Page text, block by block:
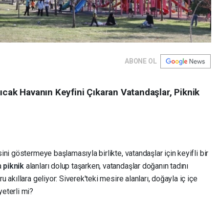
ABONE OL
Havanın Keyfini Çıkaran Vatandaşlar, Piknik
göstermeye başlamasıyla birlikte, vatandaşlar için keyifli bir
piknik alanları dolup taşarken, vatandaşlar doğanın tadını
akıllara geliyor: Siverek'teki mesire alanları, doğayla iç içe
mi?